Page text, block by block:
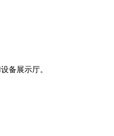
备展示厅。